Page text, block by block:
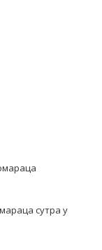
сутра у